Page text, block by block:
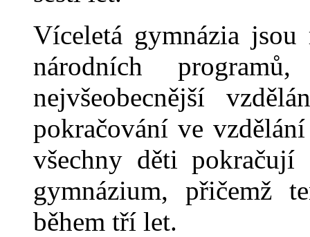
Víceletá gymnázia
národních
nejvšeobecnější
pokračování ve
všechny děti
gymnázium, přičemž
během tří let.